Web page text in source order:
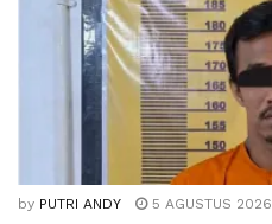
by PUTRI ANDY 5 AGUSTUS 2026